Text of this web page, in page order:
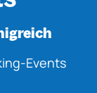
Events